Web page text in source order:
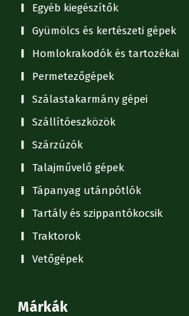
Egyéb kiegészítők
Gyümölcs és kertészeti gépek
Homlokrakodók és tartozékai
Permetezőgépek
Szálastakarmány gépei
Szállítóeszközök
Szárzúzók
Talajművelő gépek
Tápanyag utánpótlók
Tartály és szippantókocsik
Traktorok
Vetőgépek
Márkák